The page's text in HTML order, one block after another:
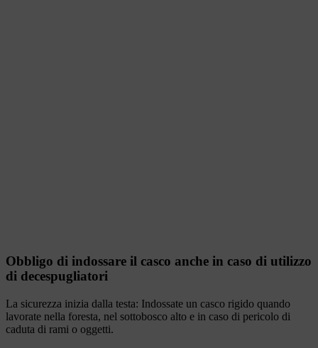
Obbligo di indossare il casco anche in caso di utilizzo
di decespugliatori
La sicurezza inizia dalla testa: Indossate un casco rigido quando
lavorate nella foresta, nel sottobosco alto e in caso di pericolo di
caduta di rami o oggetti.